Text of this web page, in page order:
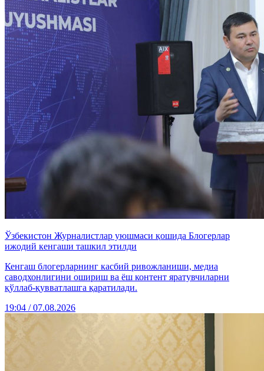
Ўзбекистон Журналистлар уюшмаси қошида Блогерлар
ижодий кенгаши ташкил этилди
Кенгаш блогерларнинг касбий ривожланиши, медиа
саводхонлигини ошириш ва ёш контент яратувчиларни
қўллаб-қувватлашга қаратилади.
19:04 / 07.08.2026